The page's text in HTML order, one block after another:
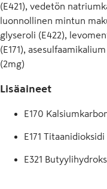
(E421), vedetön
luonnollinen mintun
glyseroli (E422),
(E171),
(2mg)
Lisäaineet
E170
E171 Titaanidioksidi
E321